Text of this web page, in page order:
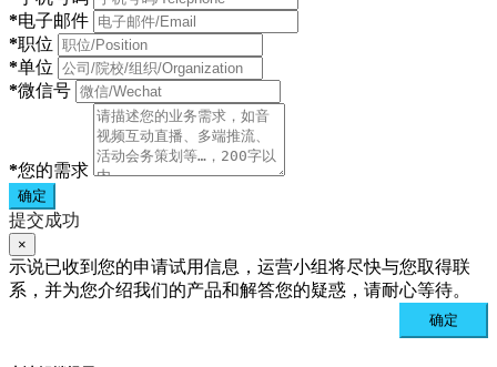
*电子邮件
*职位
*单位
*微信号
*您的需求
确定
提交成功
×
示说已收到您的申请试用信息，运营小组将尽快与您取得联
系，并为您介绍我们的产品和解答您的疑惑，请耐心等待。
确定